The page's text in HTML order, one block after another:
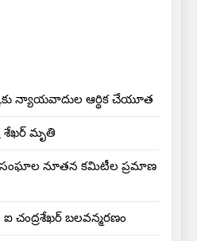
న్యాయవాదుల ఆర్థిక చేయూత
శేఖర్ మృతి
సంఘాల నూతన కమిటీల ప్రమాణ
చంద్రశేఖర్ బలవన్మరణం